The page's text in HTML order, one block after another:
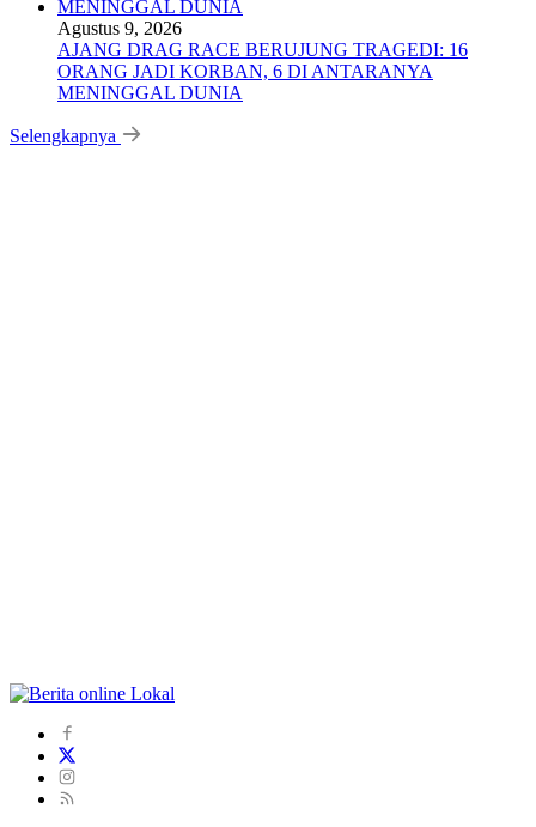
Agustus 9, 2026
AJANG DRAG RACE BERUJUNG TRAGEDI: 16
ORANG JADI KORBAN, 6 DI ANTARANYA
MENINGGAL DUNIA
Selengkapnya